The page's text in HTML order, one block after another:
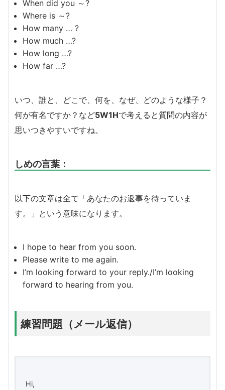
When did you ～?
Where is ～?
How many … ?
How much …?
How long …?
How far …?
いつ、誰と、どこで、何を、なぜ、どのような様子？
何が有名ですか？など5W1Hで考えると質問の内容が
思いつきやすいですね。
しめの言葉：
以下の文章は全て「あなたのお返事を待っていま
す。」という意味になります。
I hope to hear from you soon.
Please write to me again.
I’m looking forward to your reply./I’m looking
forward to hearing from you.
練習問題（メール返信）
Hi,